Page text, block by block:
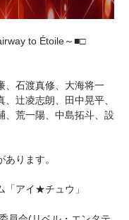
to Étoile～■□
、石渡真修、大海将一
辻凌志朗、田中晃平、
、荒一陽、中島拓斗、設
ります。
「アイ★チュウ」